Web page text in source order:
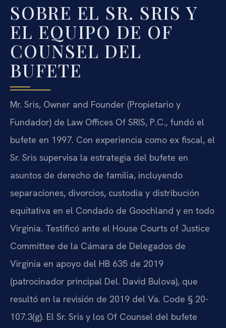
SOBRE EL SR. SRIS Y
EL EQUIPO DE OF
COUNSEL DEL
BUFETE
Mr. Sris, Owner and Founder (Propietario y
Fundador) de Law Offices Of SRIS, P.C., fundó el
bufete en 1997. Con experiencia como ex fiscal, el
Sr. Sris supervisa la estrategia del bufete en
asuntos de derecho de familia, incluyendo
separaciones, divorcios, custodia y distribución
equitativa en el Condado de Goochland y en todo
Virginia. Testificó ante el House Courts of Justice
Committee de la Cámara de Delegados de
Virginia en apoyo del HB 635 de 2019
(patrocinador principal Del. David Bulova), que
resultó en la revisión de 2019 del Va. Code § 20-
107.3(g). El Sr. Sris y los Of Counsel del bufete